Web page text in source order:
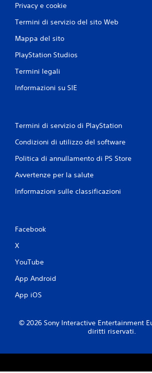
Privacy e cookie
Termini di servizio del sito Web
Mappa del sito
PlayStation Studios
Termini legali
Informazioni su SIE
Termini di servizio di PlayStation
Condizioni di utilizzo del software
Politica di annullamento di PS Store
Avvertenze per la salute
Informazioni sulle classificazioni
Facebook
X
YouTube
App Android
App iOS
© 2026 Sony Interactive Entertainment
diritti riservati.